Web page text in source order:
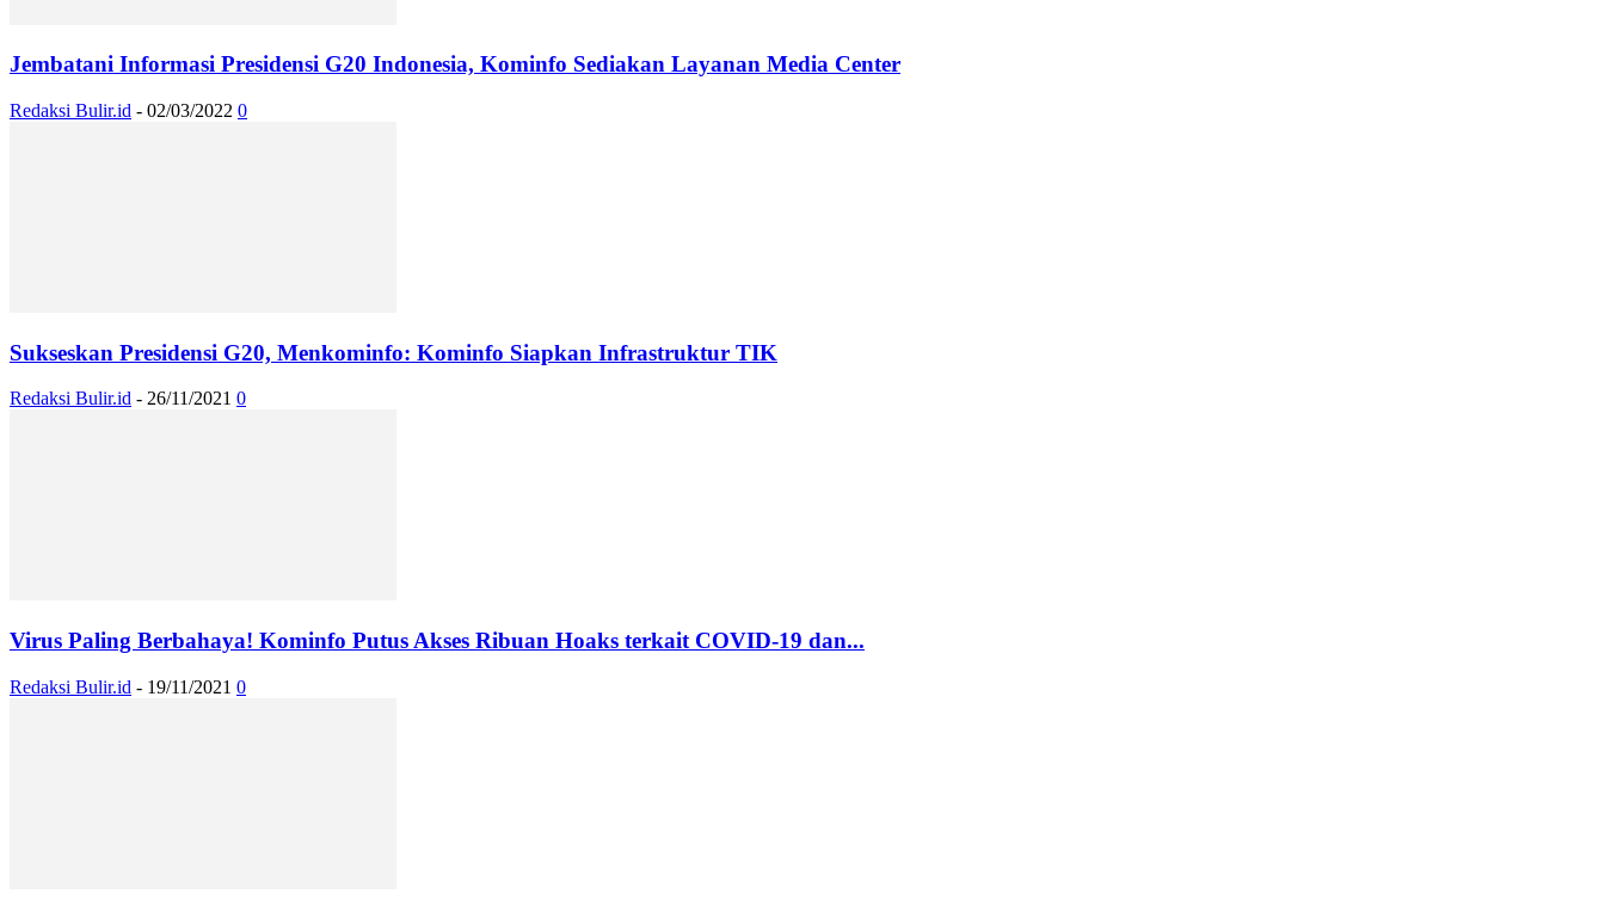
Jembatani Informasi Presidensi G20 Indonesia, Kominfo Sediakan Layanan Media Center
Redaksi Bulir.id - 02/03/2022 0
Sukseskan Presidensi G20, Menkominfo: Kominfo Siapkan Infrastruktur TIK
Redaksi Bulir.id - 26/11/2021 0
Virus Paling Berbahaya! Kominfo Putus Akses Ribuan Hoaks terkait COVID-19 dan...
Redaksi Bulir.id - 19/11/2021 0